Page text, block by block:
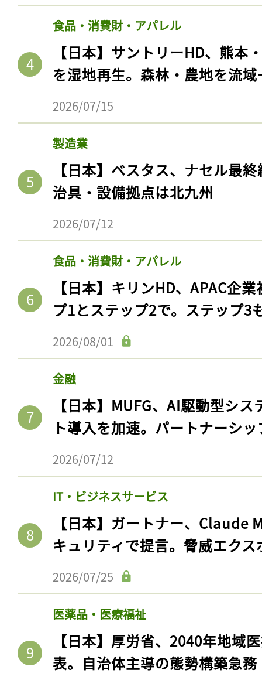
食品・消費財・アパレル
【日本】サントリーHD、熊本
を湿地再生。森林・農地を流
2026/07/15
製造業
【日本】ベスタス、ナセル最
治具・設備拠点は北九州
2026/07/12
食品・消費財・アパレル
【日本】キリンHD、APAC企
プ1とステップ2で。ステップ3
2026/08/01
金融
【日本】MUFG、AI駆動型シ
ト導入を加速。パートナーシ
2026/07/12
IT・ビジネスサービス
【日本】ガートナー、Claude
キュリティで提言。脅威エク
2026/07/25
医薬品・医療福祉
【日本】厚労省、2040年地域
表。自治体主導の態勢構築急務